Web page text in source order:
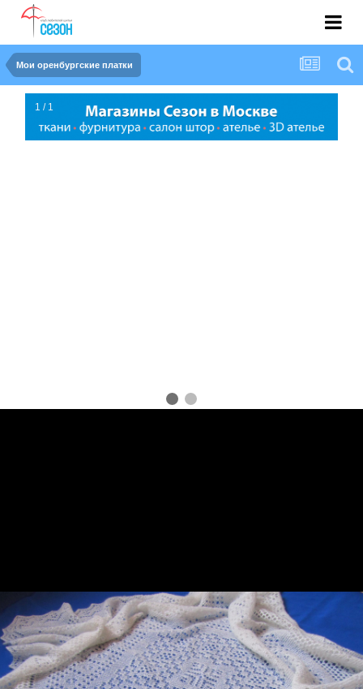
Мои оренбургские платки
1 / 1